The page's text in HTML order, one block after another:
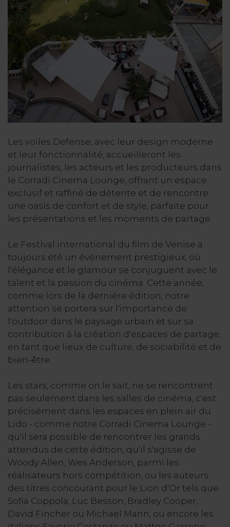
Les voiles Defense, avec leur design moderne
et leur fonctionnalité, accueilleront les
journalistes, les acteurs et les producteurs dans
le Corradi Cinema Lounge, offrant un espace
exclusif et raffiné de détente et de rencontre :
une oasis de confort et de style, parfaite pour
les présentations et les moments de partage.
Le Festival international du film de Venise a
toujours été un événement prestigieux, où
l'élégance et le glamour se conjuguent avec le
talent et la passion du cinéma. Cette année,
comme lors de la dernière édition, notre
attention se portera sur l'importance de
l'outdoor dans le paysage urbain et sur sa
contribution à la création d'espaces de partage,
en tant que lieux de culture, de sociabilité et de
bien-être.
Les stars, comme on le sait, ne se rencontrent
pas seulement dans les salles de cinéma, c'est
précisément dans les espaces en plein air du
Lido - comme notre Corradi Cinema Lounge -
qu'il sera possible de rencontrer les grands
attendus de cette édition, qu'il s'agisse de
Woody Allen, Wes Anderson, parmi les
réalisateurs hors compétition, ou les auteurs
des titres concourant pour le Lion d'Or tels que :
Sofia Coppola, Luc Besson, Bradley Cooper,
David Fincher ou Michael Mann, ou encore les